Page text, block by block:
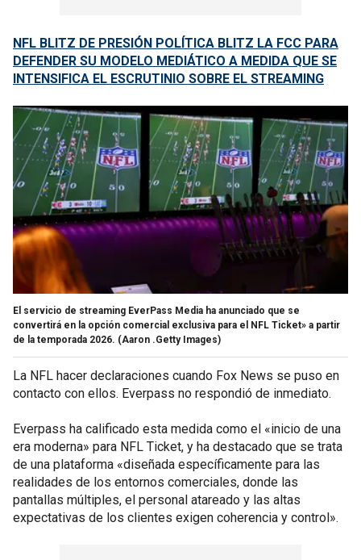
NFL BLITZ DE PRESIÓN POLÍTICA BLITZ LA FCC PARA
DEFENDER SU MODELO MEDIÁTICO A MEDIDA QUE SE
INTENSIFICA EL ESCRUTINIO SOBRE EL STREAMING
El servicio de streaming EverPass Media ha anunciado que se
convertirá en la opción comercial exclusiva para el NFL Ticket» a partir
de la temporada 2026. (Aaron .Getty Images)
La NFL hacer declaraciones cuando Fox News se puso en
contacto con ellos. Everpass no respondió de inmediato.
Everpass ha calificado esta medida como el «inicio de una
era moderna» para NFL Ticket, y ha destacado que se trata
de una plataforma «diseñada específicamente para las
realidades de los entornos comerciales, donde las
pantallas múltiples, el personal atareado y las altas
expectativas de los clientes exigen coherencia y control».